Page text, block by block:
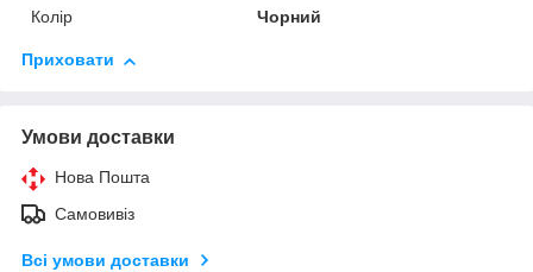
Колір
Чорний
Приховати
Умови доставки
Нова Пошта
Самовивіз
Всі умови доставки